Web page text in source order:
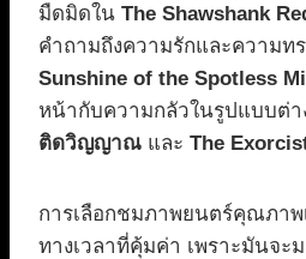
มืดมิดใน The Shawshank
คำถามถึงความรักและความท
Sunshine of the Spotless
หน้ากับความกลัวในรูปแบบต่า
ติดวิญญาณ และ The
การเลือกชมภาพยนตร์คุณภาพ
ทางเวลาที่คุ้มค่า เพราะมันจ